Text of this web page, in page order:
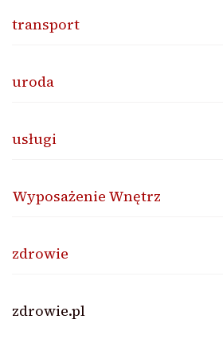
transport
uroda
usługi
Wyposażenie Wnętrz
zdrowie
zdrowie.pl